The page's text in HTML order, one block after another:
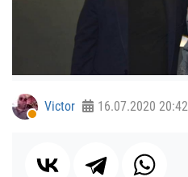
Victor 16.07.2020 20:42